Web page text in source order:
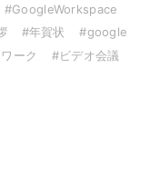
#GoogleWorkspace
#年賀状
#google
ーク
#ビデオ会議